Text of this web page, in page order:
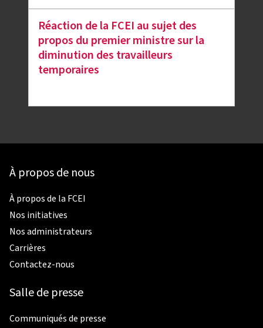
Réaction de la FCEI au sujet des
propos du premier ministre sur la
diminution des travailleurs
temporaires
À propos de nous
À propos de la FCEI
Nos initiatives
Nos administrateurs
Carrières
Contactez-nous
Salle de presse
Communiqués de presse